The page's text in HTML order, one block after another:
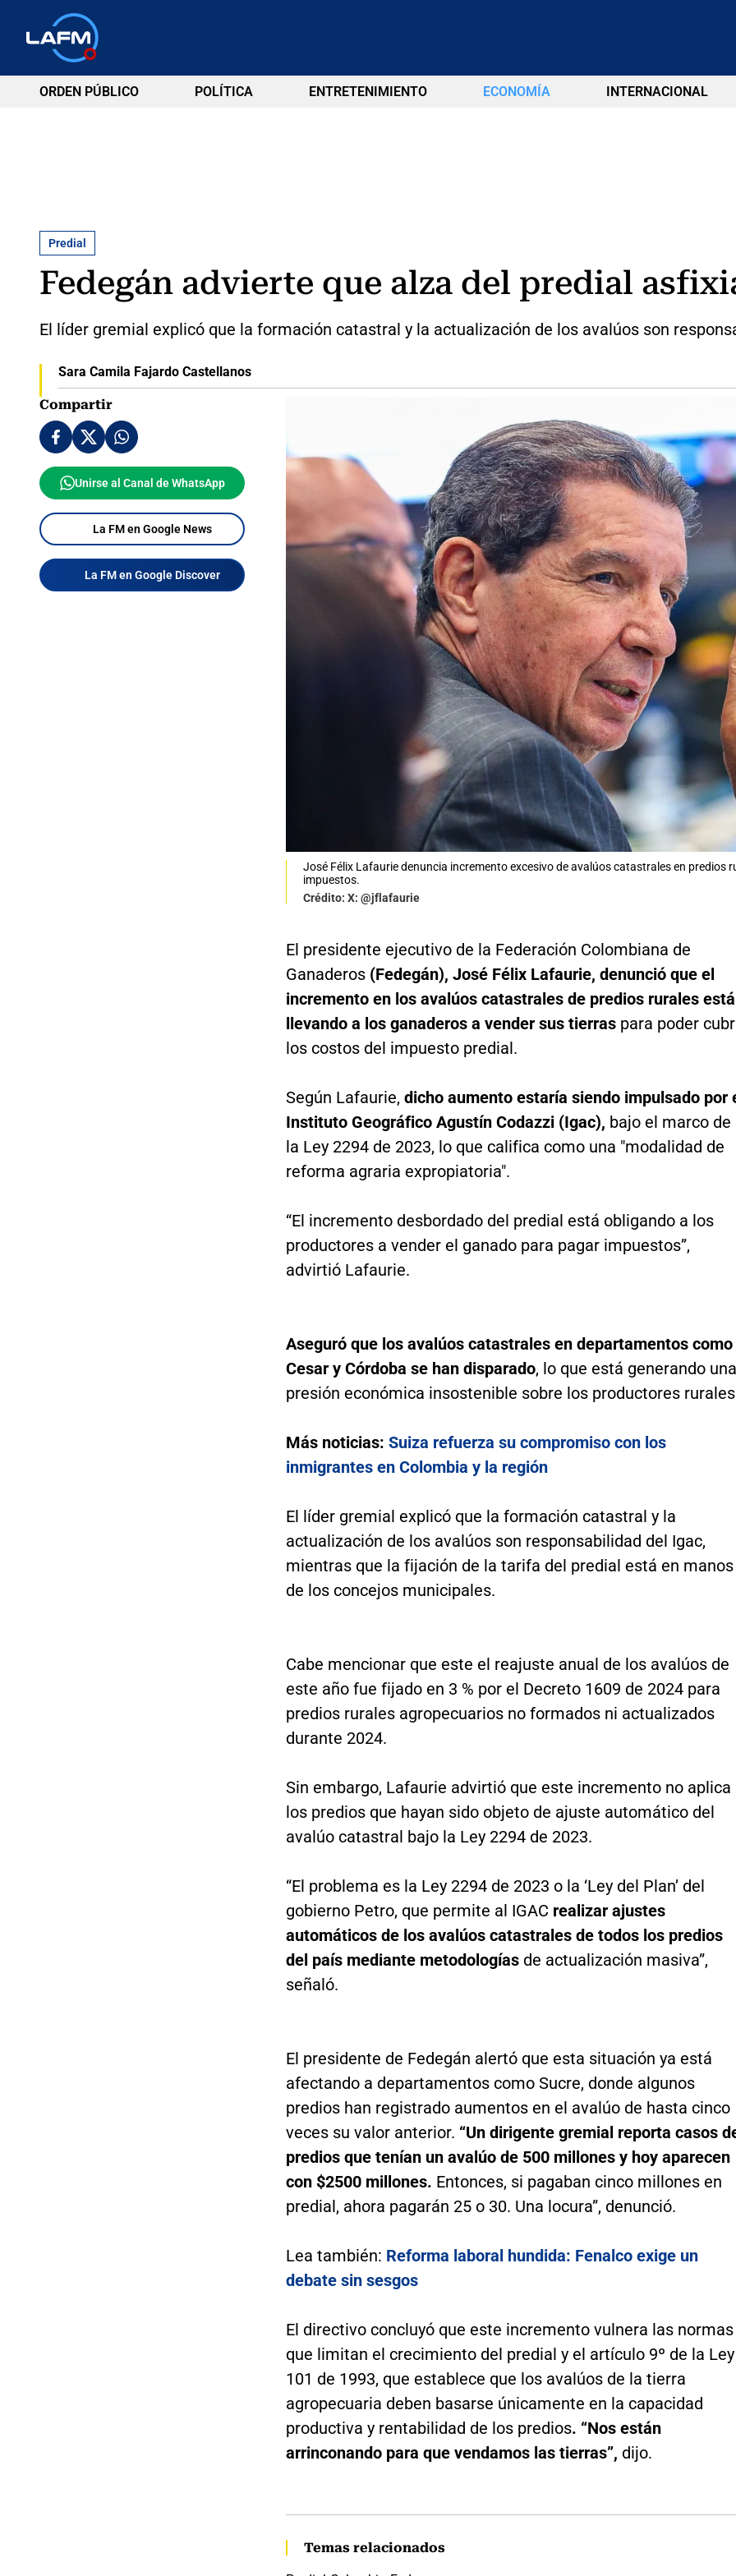
ORDEN PÚBLICO POLÍTICA ENTRETENIMIENTO ECONOMÍA INTERNACIONAL
Predial
Fedegán advierte que alza del predial
El líder gremial explicó que la formación catastral y la actualización de los avalúos son
Sara Camila Fajardo Castellanos
Compartir
Unirse al Canal de WhatsApp
La FM en Google News
La FM en Google Discover
José Félix Lafaurie denuncia incremento excesivo de avalúos catastrales en
impuestos.
Crédito: X: @jflafaurie
El presidente ejecutivo de la Federación Colombiana de
Ganaderos (Fedegán), José Félix Lafaurie, denunció que el
incremento en los avalúos catastrales de predios rurales está
llevando a los ganaderos a vender sus tierraspara poder
los costos del impuesto predial.
Según Lafaurie, dicho aumento estaría siendo impulsado por
Instituto Geográfico Agustín Codazzi (Igac), bajo el marco de
la Ley 2294 de 2023, lo que califica como una "modalidad de
reforma agraria expropiatoria".
“El incremento desbordado del predial está obligando a los
productores a vender el ganado para pagar impuestos”,
advirtió Lafaurie.
Aseguró que los avalúos catastrales en departamentos como
Cesar y Córdoba se han disparado, lo que está generando una
presión económica insostenible sobre los productores
Más noticias: Suiza refuerza su compromiso con los
inmigrantes en Colombia y la región
El líder gremial explicó que la formación catastral y la
actualización de los avalúos son responsabilidad del Igac,
mientras que la fijación de la tarifa del predial está en manos
de los concejos municipales.
Cabe mencionar que este el reajuste anual de los avalúos de
este año fue fijado en 3 % por el Decreto 1609 de 2024 para
predios rurales agropecuarios no formados ni actualizados
durante 2024.
Sin embargo, Lafaurie advirtió que este incremento no aplica
los predios que hayan sido objeto de ajuste automático del
avalúo catastral bajo la Ley 2294 de 2023.
“El problema es la Ley 2294 de 2023 o la ‘Ley del Plan’ del
gobierno Petro, que permite al IGAC realizar ajustes
automáticos de los avalúos catastrales de todos los predios
del país mediante metodologías de actualización masiva”,
señaló.
El presidente de Fedegán alertó que esta situación ya está
afectando a departamentos como Sucre, donde algunos
predios han registrado aumentos en el avalúo de hasta cinco
veces su valor anterior. “Un dirigente gremial reporta casos
predios que tenían un avalúo de 500 millones y hoy aparecen
con $2500 millones. Entonces, si pagaban cinco millones en
predial, ahora pagarán 25 o 30. Una locura”, denunció.
Lea también: Reforma laboral hundida: Fenalco exige un
debate sin sesgos
El directivo concluyó que este incremento vulnera las normas
que limitan el crecimiento del predial y el artículo 9º de la Ley
101 de 1993, que establece que los avalúos de la tierra
agropecuaria deben basarse únicamente en la capacidad
productiva y rentabilidad de los predios. “Nos están
arrinconando para que vendamos las tierras”, dijo.
Temas relacionados